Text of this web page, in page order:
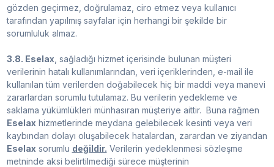
gözden geçirmez, doğrulamaz, ciro etmez veya kullanıcı
tarafından yapılmış sayfalar için herhangi bir şekilde bir
sorumluluk almaz.
3.8. Eselax , sağladığı hizmet içerisinde bulunan müşteri
verilerinin hatalı kullanımlarından, veri içeriklerinden, e-mail ile
kullanılan tüm verilerden doğabilecek hiç bir maddi veya manevi
zararlardan sorumlu tutulamaz. Bu verilerin yedekleme ve
saklama yükümlükleri münhasıran müşteriye aittir. Buna rağmen
Eselax hizmetlerinde meydana gelebilecek kesinti veya veri
kaybından dolayı oluşabilecek hatalardan, zarardan ve ziyandan
Eselax sorumlu değildir. Verilerin yedeklenmesi sözleşme
metninde aksi belirtilmediği sürece müşterinin